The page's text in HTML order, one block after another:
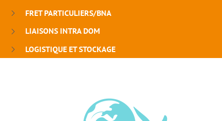
FRET PARTICULIERS/BNA
LIAISONS INTRA DOM
LOGISTIQUE ET STOCKAGE